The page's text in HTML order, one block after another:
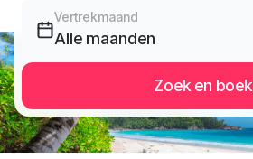
Vertrekmaand
Alle maanden
Zoek en boek